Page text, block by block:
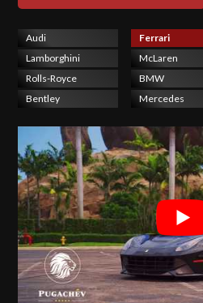
Audi
Lamborghini
Rolls-Royce
Bentley
Ferrari
McLaren
BMW
Mercedes